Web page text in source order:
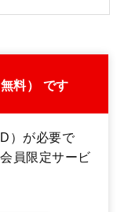
料） です
）が必要で
員限定サービ